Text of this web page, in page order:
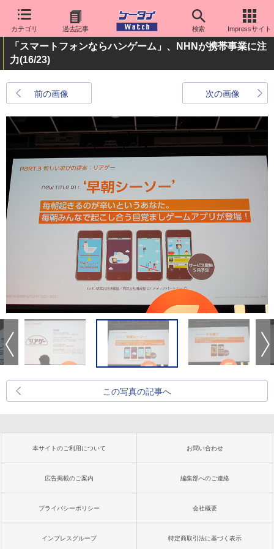
カテゴリ 過去記事 検索 Impressサイト
「スマートフォンならハンゲーム」、NHNが携帯事業に注
力(16/23)
前の画像 次の画像
この写真の記事へ
本サイトのご利用について お問い合わせ
広告掲載のご案内 編集部へのご連絡
プライバシーポリシー 会社概要
インプレスグループ 特定商取引法に基づく表示